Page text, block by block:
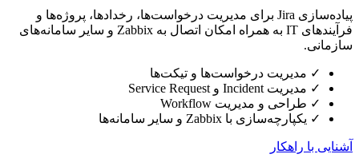
پیاده‌سازی Jira برای مدیریت درخواست‌ها، رخدادها، پروژه‌ها و
فرآیندهای IT به همراه امکان اتصال به Zabbix و سایر سامانه‌های
سازمانی.
✓ مدیریت درخواست‌ها و تیکت‌ها
✓ مدیریت Incident و Service Request
✓ طراحی و مدیریت Workflow
✓ یکپارچه‌سازی با Zabbix و سایر سامانه‌ها
آشنایی با راهکار